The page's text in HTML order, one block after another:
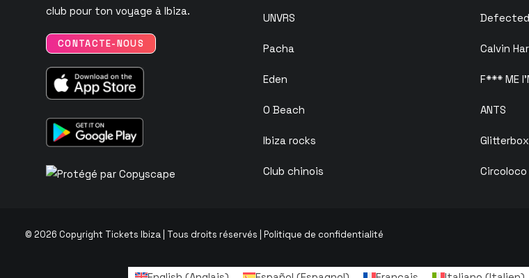
club pour ton voyage à Ibiza.
CONTACTE-NOUS
UNVRS
Pacha
Eden
O Beach
Ibiza rocks
Club chinois
Calvin
F*** ME
ANTS
Glitterbox
Circoloco
© 2026 Copyright Tickets Ibiza | Tous droits réservés | Politique de confidentialité